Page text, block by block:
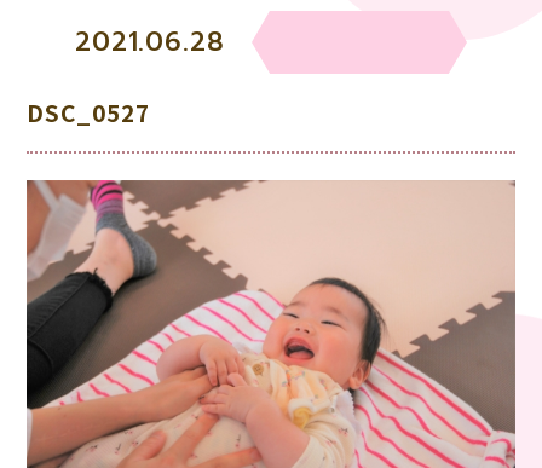
2021.06.28
DSC_0527